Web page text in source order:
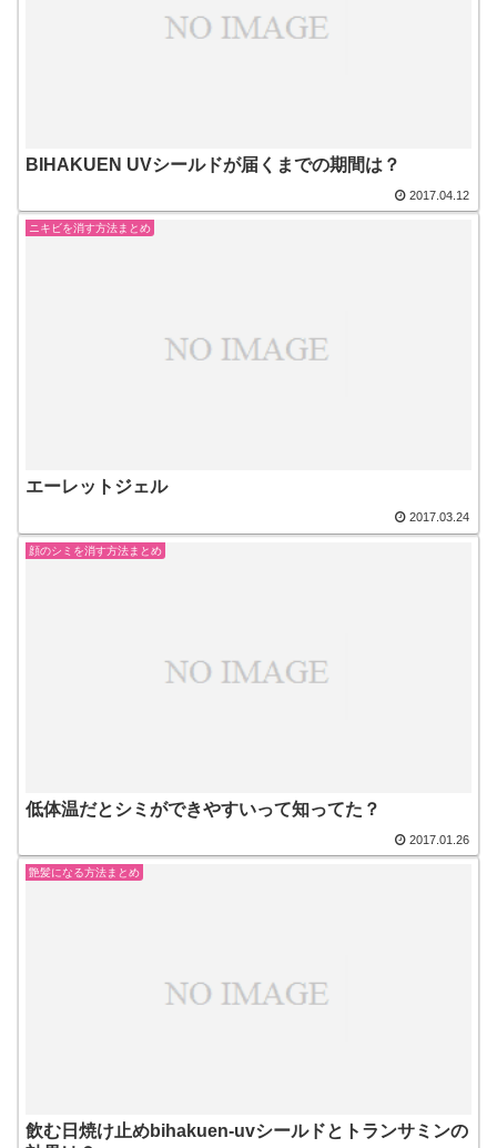
BIHAKUEN UVシールドが届くまでの期間は？
2017.04.12
ニキビを消す方法まとめ
エーレットジェル
2017.03.24
顔のシミを消す方法まとめ
低体温だとシミができやすいって知ってた？
2017.01.26
艶髪になる方法まとめ
飲む日焼け止めbihakuen-uvシールドとトランサミンの